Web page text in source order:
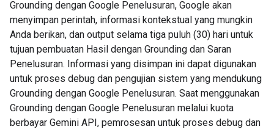
Grounding dengan Google Penelusuran, Google akan
menyimpan perintah, informasi kontekstual yang mungkin
Anda berikan, dan output selama tiga puluh (30) hari untuk
tujuan pembuatan Hasil dengan Grounding dan Saran
Penelusuran. Informasi yang disimpan ini dapat digunakan
untuk proses debug dan pengujian sistem yang mendukung
Grounding dengan Google Penelusuran. Saat menggunakan
Grounding dengan Google Penelusuran melalui kuota
berbayar Gemini API, pemrosesan untuk proses debug dan